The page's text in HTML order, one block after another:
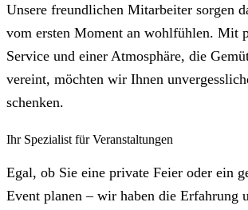
Unsere freundlichen Mitarbeiter sorgen
vom ersten Moment an wohlfühlen. Mit
Service und einer Atmosphäre, die
vereint, möchten wir Ihnen
schenken.
Ihr Spezialist für Veranstaltungen
Egal, ob Sie eine private Feier oder ein
Event planen – wir haben die Erfahrung